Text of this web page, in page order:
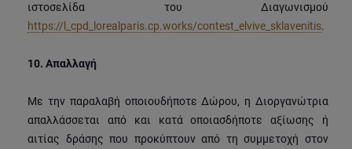
ιστοσελίδα του Διαγωνισμού
https://l_cpd_lorealparis.cp.works/contest_elvive_sklavenitis.
10. Απαλλαγή
Με την παραλαβή οποιουδήποτε Δώρου, η Διοργανώτρια
απαλλάσσεται από και κατά οποιασδήποτε αξίωσης ή
αιτίας δράσης που προκύπτουν από τη συμμετοχή στον